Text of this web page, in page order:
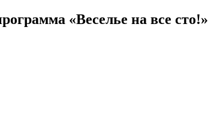
«Веселье на все сто!»